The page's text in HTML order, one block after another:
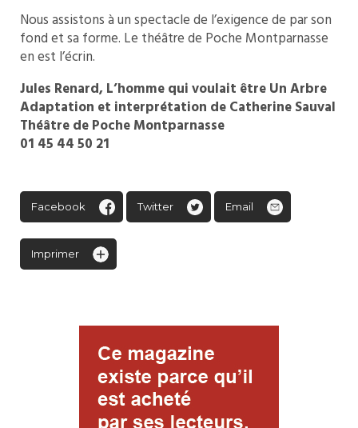
Nous assistons à un spectacle de l’exigence de par son
fond et sa forme. Le théâtre de Poche Montparnasse
en est l’écrin.
Jules Renard, L’homme qui voulait être Un Arbre
Adaptation et interprétation de Catherine Sauval
Théâtre de Poche Montparnasse
01 45 44 50 21
Facebook Twitter Email
Imprimer